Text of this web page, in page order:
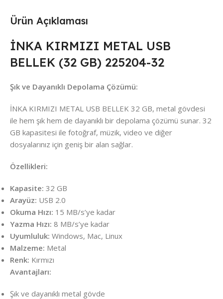
Ürün Açıklaması
İNKA KIRMIZI METAL USB
BELLEK (32 GB) 225204-32
Şık ve Dayanıklı Depolama Çözümü:
İNKA KIRMIZI METAL USB BELLEK 32 GB, metal gövdesi
ile hem şık hem de dayanıklı bir depolama çözümü sunar. 32
GB kapasitesi ile fotoğraf, müzik, video ve diğer
dosyalarınız için geniş bir alan sağlar.
Özellikleri:
Kapasite: 32 GB
Arayüz: USB 2.0
Okuma Hızı: 15 MB/s’ye kadar
Yazma Hızı: 8 MB/s’ye kadar
Uyumluluk: Windows, Mac, Linux
Malzeme: Metal
Renk: Kırmızı
Avantajları:
Şık ve dayanıklı metal gövde